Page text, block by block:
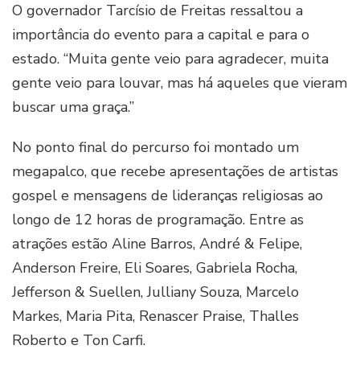
O governador Tarcísio de Freitas ressaltou a
importância do evento para a capital e para o
estado. “Muita gente veio para agradecer, muita
gente veio para louvar, mas há aqueles que vieram
buscar uma graça.”
No ponto final do percurso foi montado um
megapalco, que recebe apresentações de artistas
gospel e mensagens de lideranças religiosas ao
longo de 12 horas de programação. Entre as
atrações estão Aline Barros, André & Felipe,
Anderson Freire, Eli Soares, Gabriela Rocha,
Jefferson & Suellen, Julliany Souza, Marcelo
Markes, Maria Pita, Renascer Praise, Thalles
Roberto e Ton Carfi.